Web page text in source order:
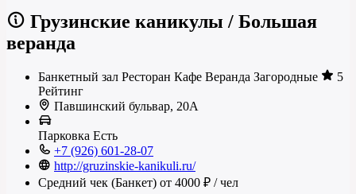
Грузинские каникулы / Большая
веранда
Банкетный зал Ресторан Кафе Веранда Загородные
5
Рейтинг
Павшинский бульвар, 20А
Парковка Есть
+7 (926) 601-28-07
http://gruzinskie-kanikuli.ru/
Средний чек (Банкет) от 4000 ₽ / чел